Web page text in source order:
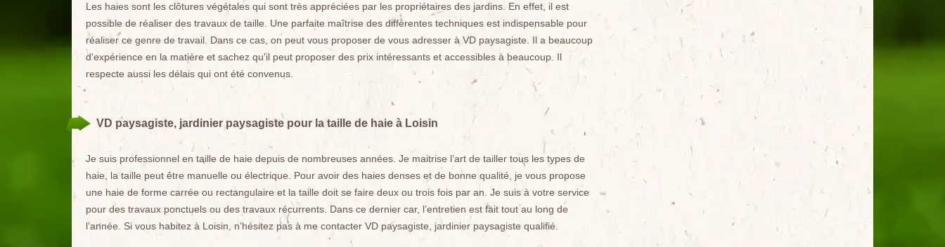
Les haies sont les clôtures végétales qui sont très appréciées par les propriétaires des jardins. En effet, il est
possible de réaliser des travaux de taille. Une parfaite maîtrise des différentes techniques est indispensable pour
réaliser ce genre de travail. Dans ce cas, on peut vous proposer de vous adresser à VD paysagiste. Il a beaucoup
d'expérience en la matière et sachez qu'il peut proposer des prix intéressants et accessibles à beaucoup. Il
respecte aussi les délais qui ont été convenus.
VD paysagiste, jardinier paysagiste pour la taille de haie à Loisin
Je suis professionnel en taille de haie depuis de nombreuses années. Je maitrise l’art de tailler tous les types de
haie, la taille peut être manuelle ou électrique. Pour avoir des haies denses et de bonne qualité, je vous propose
une haie de forme carrée ou rectangulaire et la taille doit se faire deux ou trois fois par an. Je suis à votre service
pour des travaux ponctuels ou des travaux récurrents. Dans ce dernier car, l’entretien est fait tout au long de
l’année. Si vous habitez à Loisin, n’hésitez pas à me contacter VD paysagiste, jardinier paysagiste qualifié.